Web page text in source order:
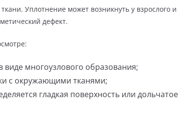
Уплотнение может возникнуть у взрослого и
дефект.
многоузлового образования;
с окружающими тканями;
гладкая поверхность или дольчатое